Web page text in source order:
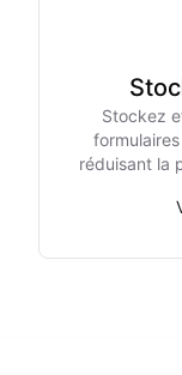
Stockez
réduisant la